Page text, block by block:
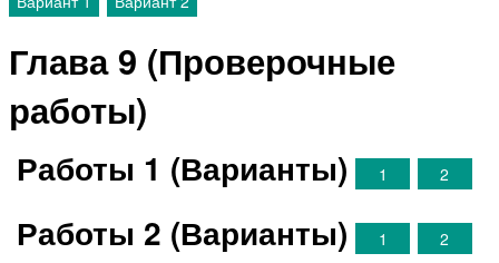
Глава 9 (Проверочные
работы)
Работы 1 (Варианты) 1 2
Работы 2 (Варианты) 1 2